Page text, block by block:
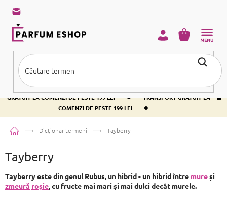
conținut
TRANSPORT GRATUIT LA COMENZI DE PESTE 199 LEI •
TRANSPORT
GRATUIT LA COMENZI DE PESTE 199 LEI
•
TRANSPORT GRATUIT LA
COMENZI DE PESTE 199 LEI
•
COŞ
Acasă Dicționar termeni Tayberry
Tayberry
Tayberryeste din genul Rubus, un hibrid - un hibrid între mureși
zmeură roșie, cu fructe mai mari și mai dulci decât murele.